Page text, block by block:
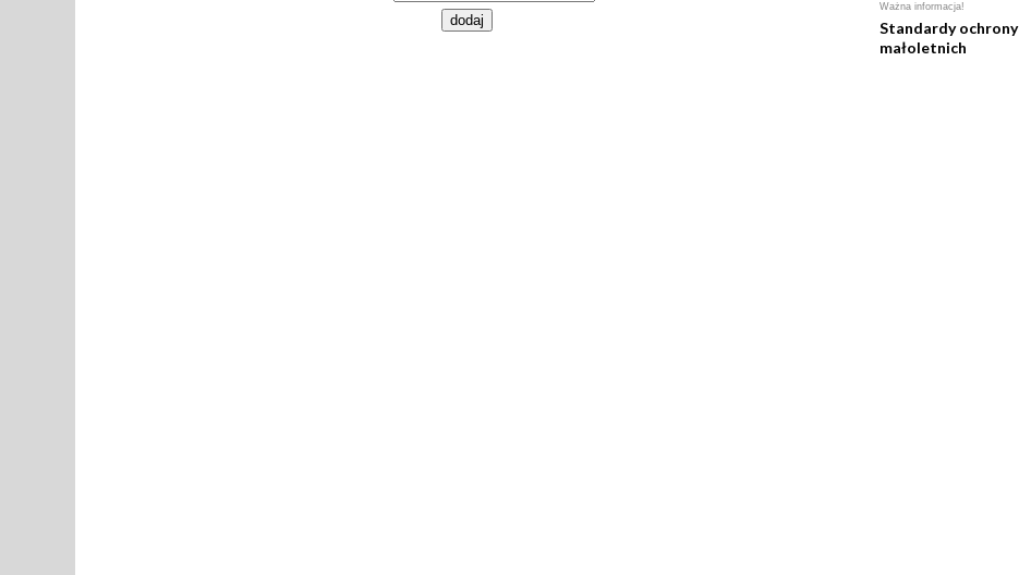
Ważna informacja!
Standardy ochrony
małoletnich